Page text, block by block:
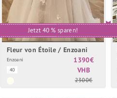
Jetzt 40 % sparen!
Fleur von Étoile / Enzoani
Enzoani
40
1390€
VHB
2300€